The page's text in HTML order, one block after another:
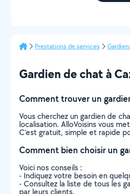
Prestations de services
Gardien de chat à
Comment trouver un
Vous cherchez un gardien de
localisation. AlloVoisins vous
C’est gratuit, simple et rapide
Comment bien choisir un
Voici nos conseils :
- Indiquez votre besoin en
- Consultez la liste de tous les
par leurs clients.